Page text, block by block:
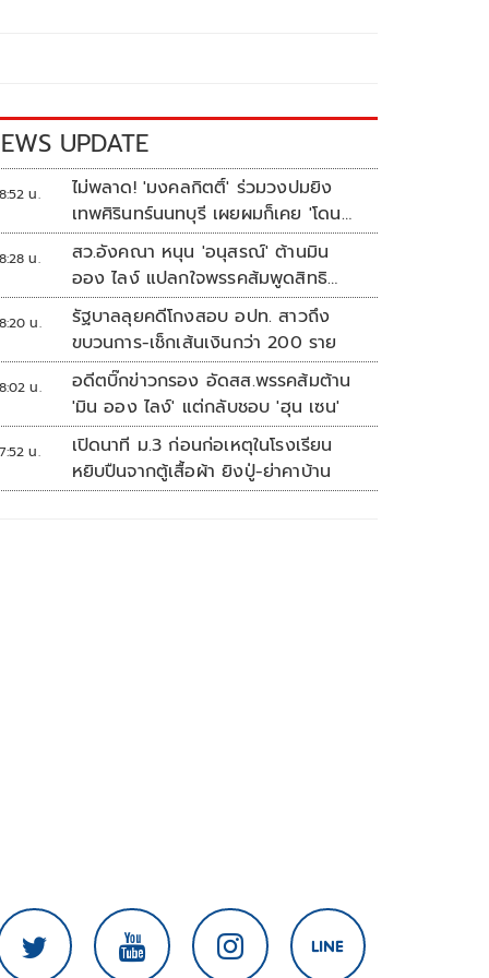
UPDATE
น.
ไม่พลาด! 'มงคลกิตติ์' ร่วมวงปมยิง
เทพศิรินทร์นนทบุรี เผยผมก็เคย 'โดน
เล่น'
น.
สว.อังคณา หนุน 'อนุสรณ์' ต้านมิน
ออง ไลง์ แปลกใจพรรคส้มพูดสิทธิ
มนุษยชนแต่กลับเงียบ
น.
รัฐบาลลุยคดีโกงสอบ อปท. สาวถึง
ขบวนการ-เช็กเส้นเงินกว่า 200 ราย
น.
อดีตบิ๊กข่าวกรอง อัดสส.พรรคส้มต้าน
'มิน ออง ไลง์' แต่กลับชอบ 'ฮุน เซน'
น.
เปิดนาที ม.3 ก่อนก่อเหตุในโรงเรียน
หยิบปืนจากตู้เสื้อผ้า ยิงปู่-ย่าคาบ้าน